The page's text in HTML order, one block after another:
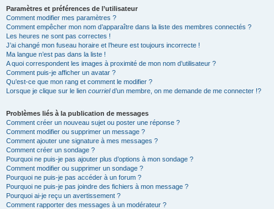
Paramètres et préférences de l’utilisateur
Comment modifier mes paramètres ?
Comment empêcher mon nom d’apparaître dans la liste des membres connectés ?
Les heures ne sont pas correctes !
J’ai changé mon fuseau horaire et l’heure est toujours incorrecte !
Ma langue n’est pas dans la liste !
A quoi correspondent les images à proximité de mon nom d’utilisateur ?
Comment puis-je afficher un avatar ?
Qu’est-ce que mon rang et comment le modifier ?
Lorsque je clique sur le lien courrield’un membre, on me demande de me connecter !?
Problèmes liés à la publication de messages
Comment créer un nouveau sujet ou poster une réponse ?
Comment modifier ou supprimer un message ?
Comment ajouter une signature à mes messages ?
Comment créer un sondage ?
Pourquoi ne puis-je pas ajouter plus d’options à mon sondage ?
Comment modifier ou supprimer un sondage ?
Pourquoi ne puis-je pas accéder à un forum ?
Pourquoi ne puis-je pas joindre des fichiers à mon message ?
Pourquoi ai-je reçu un avertissement ?
Comment rapporter des messages à un modérateur ?